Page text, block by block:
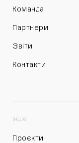
Команда
Партнери
Звіти
Контакти
Інше
Проєкти